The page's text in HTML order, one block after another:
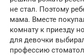
не стал. Поэтому
мама. Вместе
комнату к приезду
для девочки
профессию